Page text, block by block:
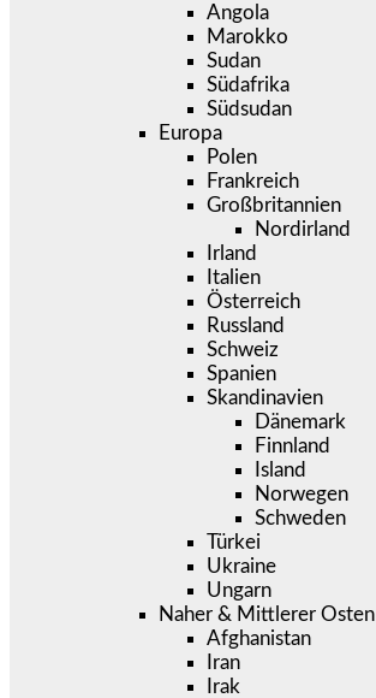
Angola
Marokko
Sudan
Südafrika
Südsudan
Europa
Polen
Frankreich
Großbritannien
Nordirland
Irland
Italien
Österreich
Russland
Schweiz
Spanien
Skandinavien
Dänemark
Finnland
Island
Norwegen
Schweden
Türkei
Ukraine
Ungarn
Naher & Mittlerer Osten
Afghanistan
Iran
Irak